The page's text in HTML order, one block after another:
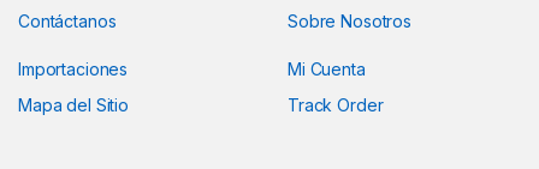
Contáctanos
Sobre Nosotros
Importaciones
Mapa del Sitio
Mi Cuenta
Track Order